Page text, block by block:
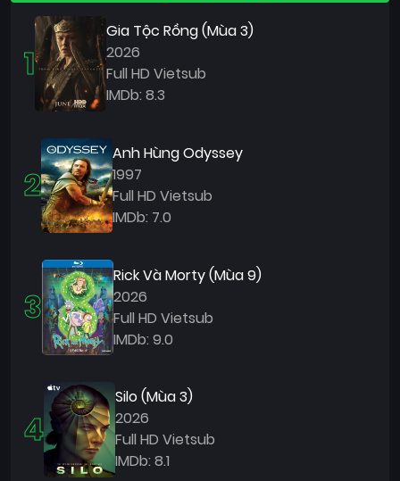
1
Gia Tộc Rồng (Mùa 3)
2026
Full HD Vietsub
IMDb: 8.3
2
Anh Hùng Odyssey
1997
Full HD Vietsub
IMDb: 7.0
3
Rick Và Morty (Mùa 9)
2026
Full HD Vietsub
IMDb: 9.0
4
Silo (Mùa 3)
2026
Full HD Vietsub
IMDb: 8.1